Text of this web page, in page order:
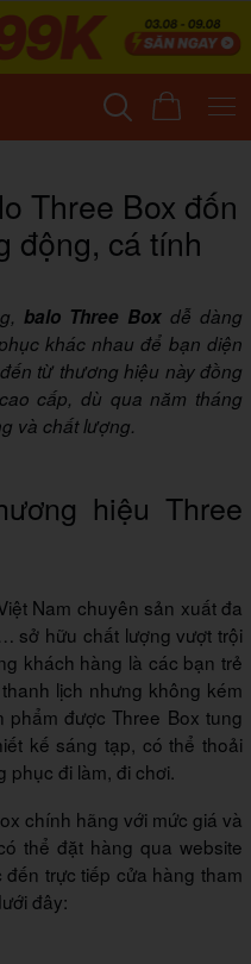
Three Box đốn
động, cá tính
balo Three Box dễ dàng
khác nhau để bạn diện
từ thương hiệu này đồng
cấp, dù qua năm tháng
và chất lượng.
hiệu Three
Nam chuyên sản xuất đa
sở hữu chất lượng vượt trội
khách hàng là các bạn trẻ
lịch nhưng không kém
được Three Box tung
kế sáng tạp, có thể thoải
phục đi làm, đi chơi.
chính hãng với mức giá và
thể đặt hàng qua website
trực tiếp cửa hàng tham
đây: